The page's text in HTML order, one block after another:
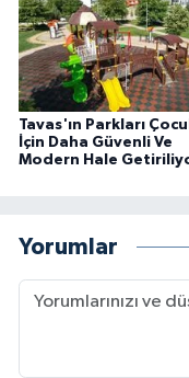
Tavas'ın Parkları
İçin Daha Güvenli Ve
Modern Hale
Yorumlar